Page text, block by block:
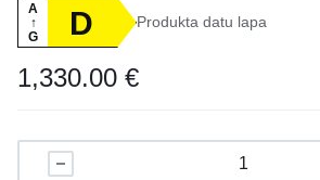
A
↑
G
D Produkta datu lapa
1,330.00 €